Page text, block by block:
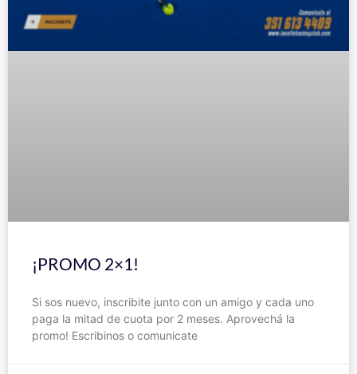
¡PROMO 2×1!
Si sos nuevo, inscribite junto con un amigo y cada uno
paga la mitad de cuota por 2 meses. Aprovechá la
promo! Escribinos o comunicate